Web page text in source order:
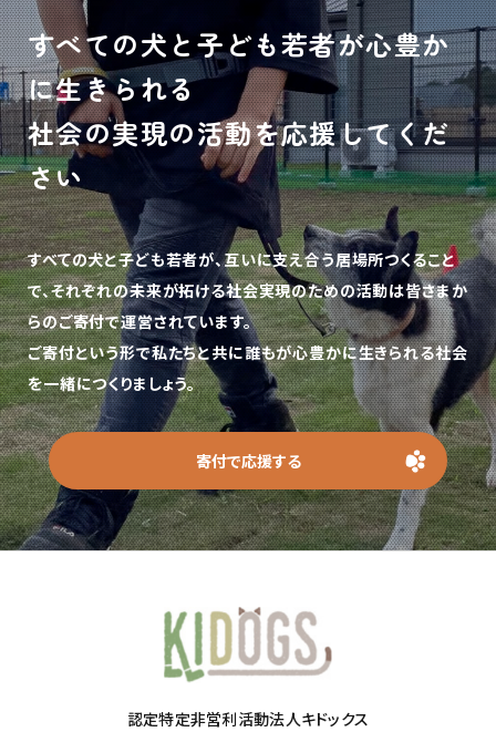
すべての犬と子ども若者が心豊か
に生きられる
社会の実現の活動を応援してくだ
さい
すべての犬と子ども若者が、互いに支え合う居場所つくること
で、それぞれの未来が拓ける社会実現のための活動は皆さまか
らのご寄付で運営されています。
ご寄付という形で私たちと共に誰もが心豊かに生きられる社会
を一緒につくりましょう。
寄付で応援する
認定特定非営利活動法人キドックス